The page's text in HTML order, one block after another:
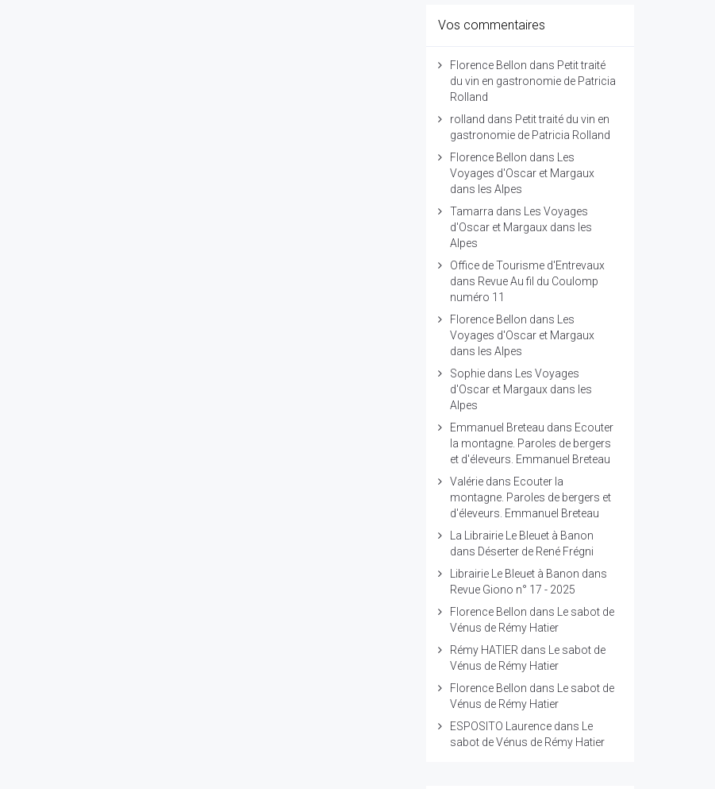
Vos commentaires
Florence Bellon dans Petit traité
du vin en gastronomie de Patricia
Rolland
rolland dans Petit traité du vin en
gastronomie de Patricia Rolland
Florence Bellon dans
Les
Voyages d'Oscar et Margaux
dans les Alpes
Tamarra dans
Les Voyages
d'Oscar et Margaux dans les
Alpes
Office de Tourisme d'Entrevaux
dans Revue Au fil du Coulomp
numéro 11
Florence Bellon dans
Les
Voyages d'Oscar et Margaux
dans les Alpes
Sophiedans
Les Voyages
d'Oscar et Margaux dans les
Alpes
Emmanuel Breteau dans Ecouter
la montagne. Paroles de bergers
et d'éleveurs. Emmanuel Breteau
Valériedans Ecouter la
montagne. Paroles de bergers et
d'éleveurs. Emmanuel Breteau
La Librairie Le Bleuet à Banon
dans Déserter de René Frégni
Librairie Le Bleuet à Banon dans
Revue Giono n° 17 - 2025
Florence Bellon dans
Le sabot de
Vénus de Rémy Hatier
Rémy HATIER dans
Le sabot de
Vénus de Rémy Hatier
Florence Bellon dans
Le sabot de
Vénus de Rémy Hatier
ESPOSITO Laurencedans
Le
sabot de Vénus de Rémy Hatier